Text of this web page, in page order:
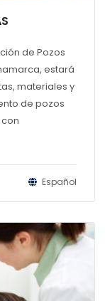
de Pozos
estará
materiales y
de pozos
Español